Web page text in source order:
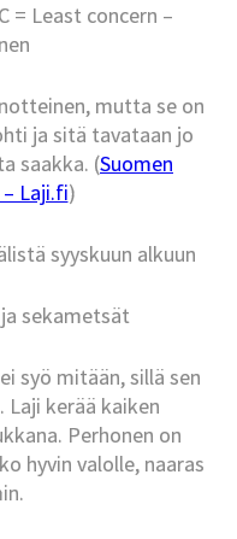
= Least concern –
mutta se on
ja sitä tavataan jo
saakka. (Suomen
Laji.fi)
syyskuun alkuun
sekametsät
syö mitään, sillä sen
kerää kaiken
Perhonen on
hyvin valolle, naaras